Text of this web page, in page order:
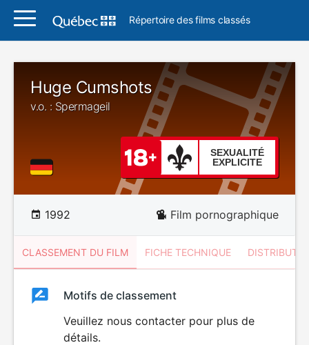
Répertoire des films classés
Huge Cumshots
v.o. : Spermageil
SEXUALITÉ
EXPLICITE
1992 Film pornographique
CLASSEMENT DU FILM FICHE TECHNIQUE
ClassementClassement
SEXUALITÉ
Motifs de classement
Veuillez nous contacter pour plus de
détails.